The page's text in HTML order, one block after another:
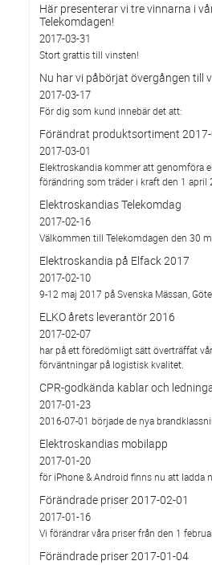
Här presenterar vi tre vinnarna i
Telekomdagen!
2017-03-31
Stort grattis till vinsten!
Nu har vi påbörjat övergången till
2017-03-17
För dig som kund innebär det att:
Förändrat produktsortiment 2017-
2017-03-01
Elektroskandia kommer att genomföra
förändring som träder i kraft den 1 april
Elektroskandias Telekomdag
2017-02-16
Välkommen till Telekomdagen den 30
Elektroskandia på Elfack 2017
2017-02-10
9-12 maj 2017 på Svenska Mässan,
ELKO årets leverantör 2016
2017-02-07
har på ett föredömligt sätt överträffat
förväntningar på logistisk kvalitet.
CPR-godkända kablar och
2017-01-23
2016-07-01 började de nya
Elektroskandias mobilapp
2017-01-20
för iPhone & Android finns nu att ladda
Förändrade priser 2017-02-01
2017-01-16
Vi förändrar våra priser från den 1
Förändrade priser 2017-01-04